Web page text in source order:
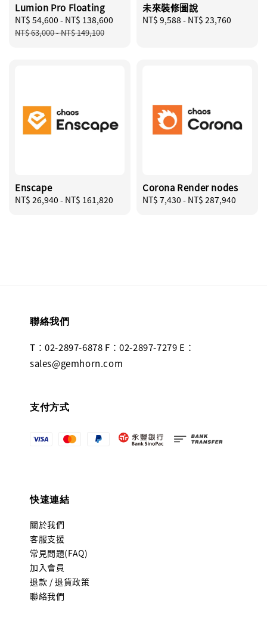
Lumion Pro Floating
Sale
price
NT$ 54,600 - NT$ 138,600
Regular
NT$ 63,000-NT$ 149,100
未來裝修圖說
Regular
NT$ 9,588 - NT$ 23,760
Enscape
Regular
NT$ 26,940 - NT$ 161,820
Corona Render nodes
Regular
NT$ 7,430 - NT$ 287,940
聯絡我們
T：02-2897-6878 F：02-2897-7279 E：
sales@gemhorn.com
支付方式
快速連結
關於我們
客服支援
常見問題(FAQ)
加入會員
退款 / 退貨政策
聯絡我們